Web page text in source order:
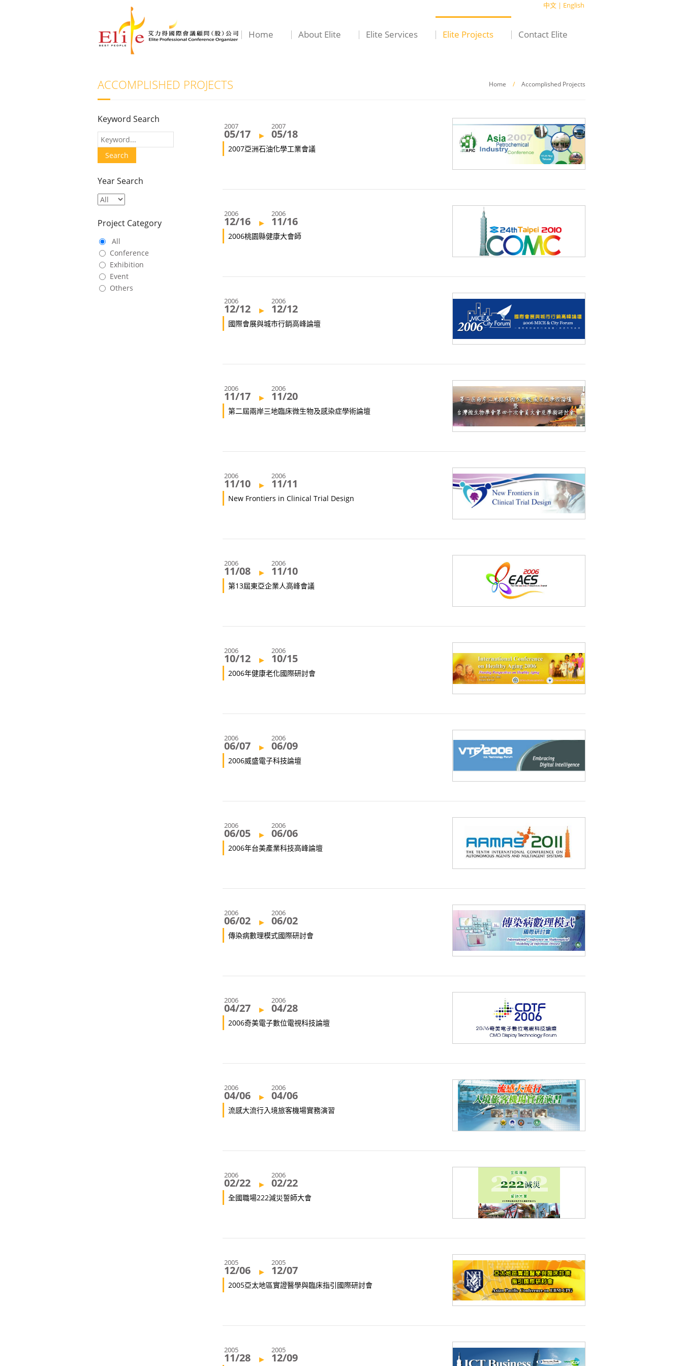
中文 | English
Home About Elite Elite Services Elite Projects Contact Elite
ACCOMPLISHED PROJECTS Home / Accomplished Projects
Keyword Search
Year Search
Project Category
All
Conference
Exhibition
Event
Others
2007亞洲石油化學工業會議
2007
05/17 ▸
2007
05/18
2006桃園縣健康大會師
2006
12/16 ▸
2006
11/16
國際會展與城市行銷高峰論壇
2006
12/12 ▸
2006
12/12
第二屆兩岸三地臨床微生物及感染症學術論壇
2006
11/17 ▸
2006
11/20
New Frontiers in Clinical Trial Design
2006
11/10 ▸
2006
11/11
第13屆東亞企業人高峰會議
2006
11/08 ▸
2006
11/10
2006年健康老化國際研討會
2006
10/12 ▸
2006
10/15
2006威盛電子科技論壇
2006
06/07 ▸
2006
06/09
2006年台美產業科技高峰論壇
2006
06/05 ▸
2006
06/06
傳染病數理模式國際研討會
2006
06/02 ▸
2006
06/02
2006奇美電子數位電視科技論壇
2006
04/27 ▸
2006
04/28
流感大流行入境旅客機場實務演習
2006
04/06 ▸
2006
04/06
全國職場222減災誓師大會
2006
02/22 ▸
2006
02/22
2005亞太地區實證醫學與臨床指引國際研討會
2005
12/06 ▸
2005
12/07
2005
11/28 ▸
2005
12/09